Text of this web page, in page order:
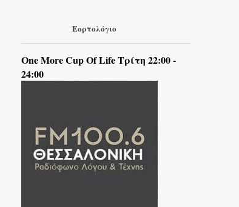
Εορτολόγιο
One More Cup Of Life Τρίτη 22:00 -
24:00